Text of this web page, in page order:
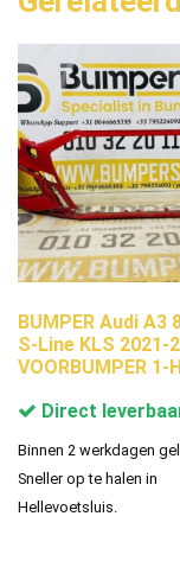
BUMPER Audi A3
S-Line KLS 2021-
VOORBUMPER 1-
Direct
Binnen 2 werkdagen
Sneller op te halen in
Hellevoetsluis.